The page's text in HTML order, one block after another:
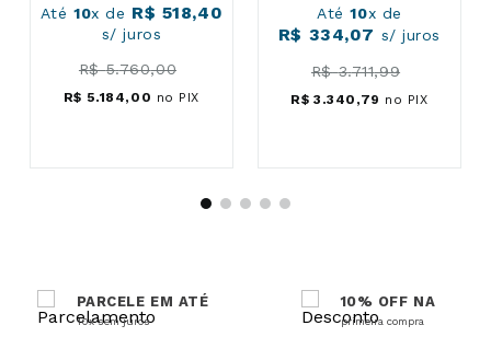
Até10x de R$ 518,40
s/ juros
R$ 5.760,00
R$ 5.184, 00 no PIX
Até10x de
R$ 334,07 s/ juros
R$ 3.711,99
R$ 3 .340 ,79 no PIX
PARCELE EM ATÉ
10x sem juros
10% OFF NA
primeira compra